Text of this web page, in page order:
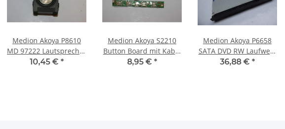
Medion Akoya P8610
MD 97222 Lautsprecher
Soundspeaker
10,45 € *
Medion Akoya S2210
Button Board mit Kabel
LKBA000381 #3392
8,95 € *
Medion Akoya P6658
SATA DVD RW Laufwerk
Ultra Slim 9,5mm SU-
36,88 € *